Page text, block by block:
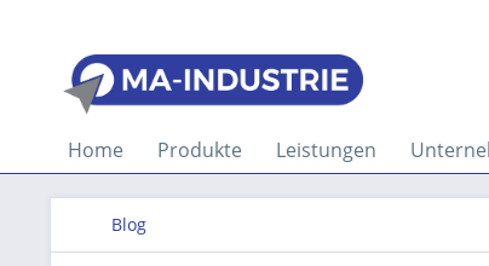
Home Produkte Leistungen
Blog